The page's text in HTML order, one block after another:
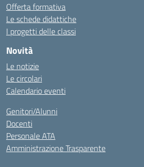
Offerta formativa
Le schede didattiche
I progetti delle classi
Novità
Le notizie
Le circolari
Calendario eventi
Genitori/Alunni
Docenti
Personale ATA
Amministrazione Trasparente